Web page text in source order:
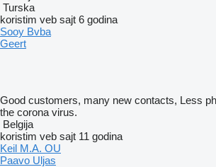
Turska
koristim veb sajt 6 godina
Sooy Bvba
Geert
Good customers, many new contacts, Less
the corona virus.
Belgija
koristim veb sajt 11 godina
Keil M.A. OU
Paavo Uljas